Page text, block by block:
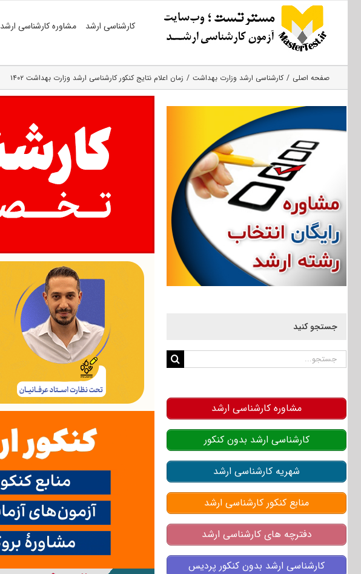
کارشناسی ارشد مشاوره کارشناسی ارشد
صفحه اصلی کارشناسی ارشد وزارت بهداشت زمان اعلام نتایج کنکور کارشناسی ارشد وزارت بهداشت ۱۴۰۲
جستجو کنید
جستجو
مشاوره کارشناسی ارشد
کارشناسی ارشد بدون کنکور
شهریه کارشناسی ارشد
منابع کنکور کارشناسی ارشد
دفترچه های کارشناسی ارشد
کارشناسی ارشد بدون کنکور پردیس